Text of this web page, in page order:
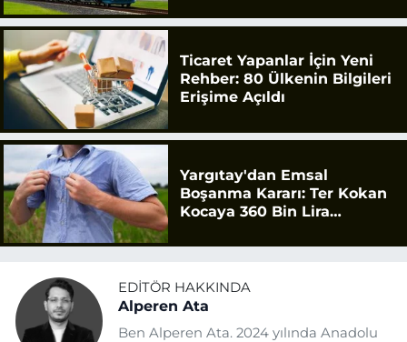
Ticaret Yapanlar İçin Yeni
Rehber: 80 Ülkenin Bilgileri
Erişime Açıldı
Yargıtay'dan Emsal
Boşanma Kararı: Ter Kokan
Kocaya 360 Bin Lira
EDITÖR HAKKINDA
Alperen Ata
Ben Alperen Ata. 2024 yılında Anadolu